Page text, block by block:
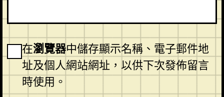
在瀏覽器中儲存顯示名稱、電子郵件地
址及個人網站網址，以供下次發佈留言
時使用。